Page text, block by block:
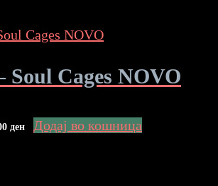
Soul Cages NOVO
ден Додај во кошница